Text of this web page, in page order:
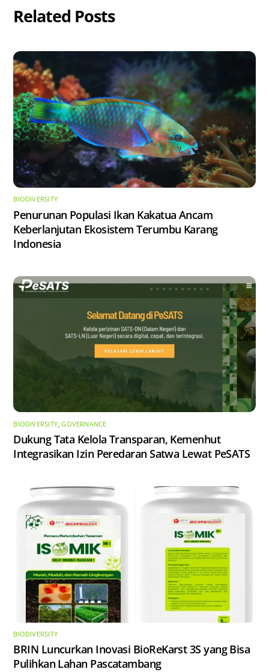
Related Posts
BIODIVERSITY
Penurunan Populasi Ikan Kakatua Ancam
Keberlanjutan Ekosistem Terumbu Karang
Indonesia
BIODIVERSITY,GOVERNANCE
Dukung Tata Kelola Transparan, Kemenhut
Integrasikan Izin Peredaran Satwa Lewat PeSATS
BIODIVERSITY
​BRIN Luncurkan Inovasi BioReKarst 3S yang Bisa
Pulihkan Lahan Pascatambang